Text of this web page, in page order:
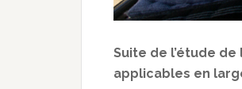
Suite de l’étude
applicables en